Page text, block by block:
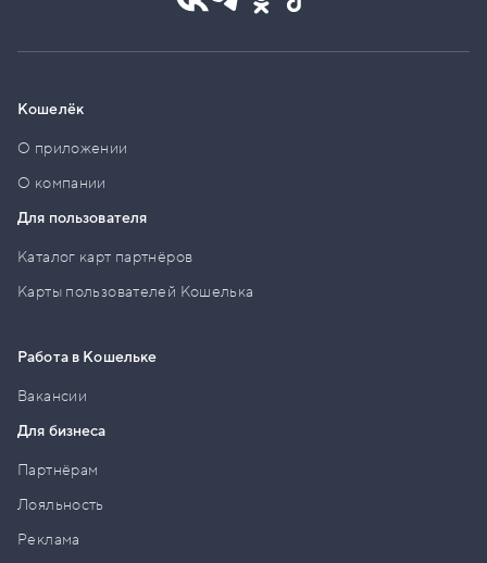
Кошелёк
О приложении
О компании
Для пользователя
Каталог карт партнёров
Карты пользователей Кошелька
Работа в Кошельке
Вакансии
Для бизнеса
Партнёрам
Лояльность
Реклама